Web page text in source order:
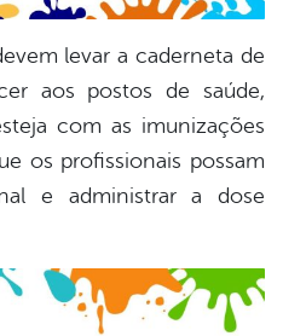
levar a caderneta de
aos postos de saúde,
com as imunizações
os profissionais possam
e administrar a dose